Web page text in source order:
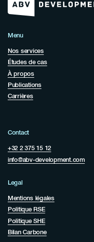
Menu
Nos services
Études de cas
À propos
Publications
Carrières
Contact
+32 2 375 15 12
info@abv-development.com
Legal
Mentions légales
Politique RSE
Politique SHE
Bilan Carbone